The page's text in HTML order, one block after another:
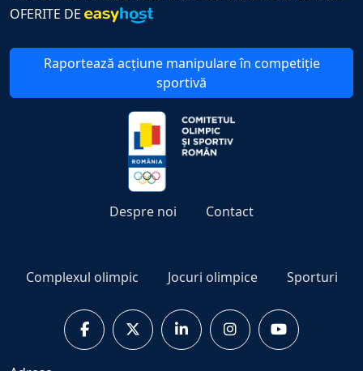
OFERITE DE
Raportează acțiune manipulare în competiție
sportivă
Despre noi Contact
Complexul olimpic Jocuri olimpice Sporturi